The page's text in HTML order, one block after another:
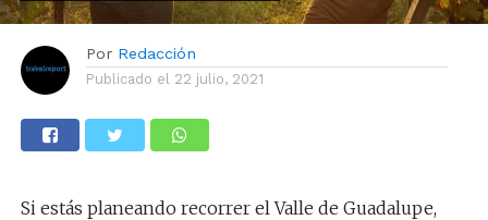
Por Redacción
Publicado el 22 julio, 2021
Si estás planeando recorrer el Valle de Guadalupe,